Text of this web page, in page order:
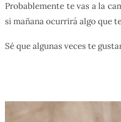
Probablemente te vas a la
si mañana ocurrirá algo que
Sé que algunas veces te